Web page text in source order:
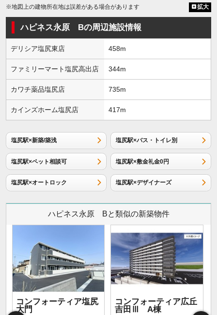
※地図上の建物所在地は誤差がある場合があります 拡大
ハピネス永原 Bの周辺施設情報
デリシア塩尻東店 458m
ファミリーマート塩尻高出店 344m
カワチ薬品塩尻店 735m
カインズホーム塩尻店 417m
塩尻駅×新築/築浅 塩尻駅×バス・トイレ別
塩尻駅×ペット相談可 塩尻駅×敷金礼金0円
塩尻駅×オートロック 塩尻駅×デザイナーズ
ハピネス永原 Bと類似の新築物件
コンフォーティア塩尻
大門
コンフォーティア広丘
吉田Ⅲ A棟